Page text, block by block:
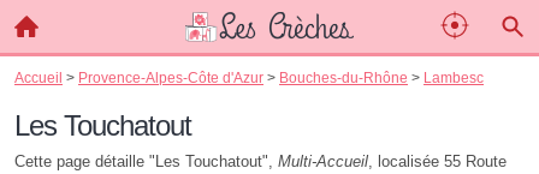
Accueil > Provence-Alpes-Côte d'Azur > Bouches-du-Rhône > Lambesc
Les Touchatout
Cette page détaille "Les Touchatout", Multi-Accueil, localisée 55 Route